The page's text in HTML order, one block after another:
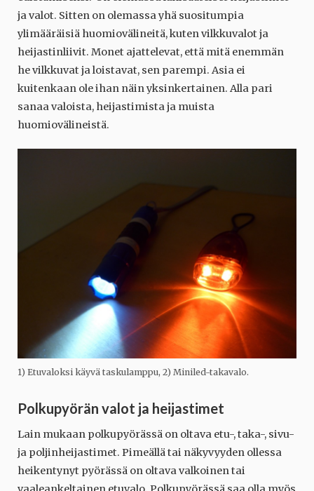
ja valot. Sitten on olemassa yhä suositumpia
ylimääräisiä huomiovälineitä, kuten vilkkuvalot ja
heijastinliivit. Monet ajattelevat, että mitä enemmän
he vilkkuvat ja loistavat, sen parempi. Asia ei
kuitenkaan ole ihan näin yksinkertainen. Alla pari
sanaa valoista, heijastimista ja muista
huomiovälineistä.
1) Etuvaloksi käyvä taskulamppu, 2) Miniled-takavalo.
Polkupyörän valot ja heijastimet
Lain mukaan polkupyörässä on oltava etu-, taka-, sivu-
ja poljinheijastimet. Pimeällä tai näkyvyyden ollessa
heikentynyt pyörässä on oltava valkoinen tai